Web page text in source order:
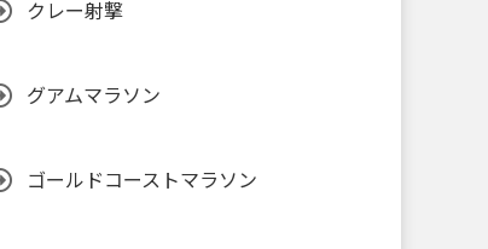
クレー射撃
グアムマラソン
ゴールドコーストマラソン